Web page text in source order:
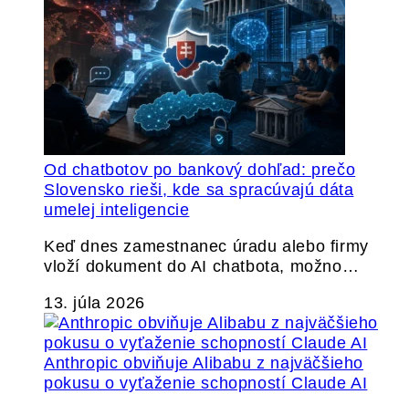
Od chatbotov po bankový dohľad: prečo
Slovensko rieši, kde sa spracúvajú dáta
umelej inteligencie
Keď dnes zamestnanec úradu alebo firmy
vloží dokument do AI chatbota, možno…
13. júla 2026
Anthropic obviňuje Alibabu z najväčšieho
pokusu o vyťaženie schopností Claude AI